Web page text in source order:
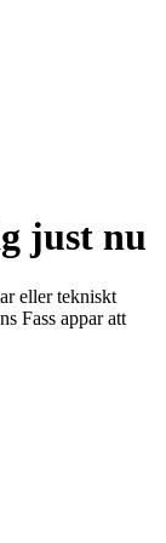
just nu
eller tekniskt
Fass appar att